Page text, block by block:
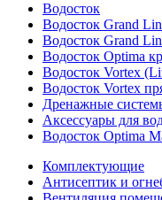
Водосток
Водосток Grand
Водосток Grand
Водосток Optima
Водосток Vortex
Водосток Vortex
Дренажные
Аксессуары для
Водосток Optima
Комплектующие
Антисептик и